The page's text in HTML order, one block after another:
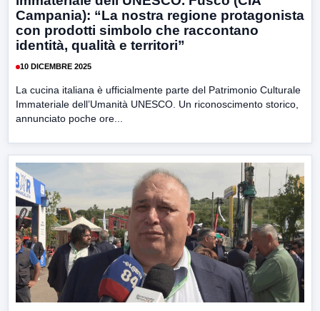
Campania): “La nostra regione protagonista
con prodotti simbolo che raccontano
identità, qualità e territori”
10 DICEMBRE 2025
La cucina italiana è ufficialmente parte del Patrimonio Culturale
Immateriale dell’Umanità UNESCO. Un riconoscimento storico,
annunciato poche ore...